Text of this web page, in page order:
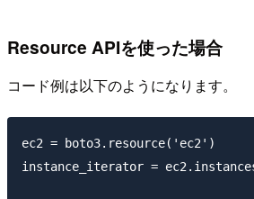
Resource APIを使った場合
コード例は以下のようになります。
ec2 = boto3.resource('ec2')
instance_iterator =